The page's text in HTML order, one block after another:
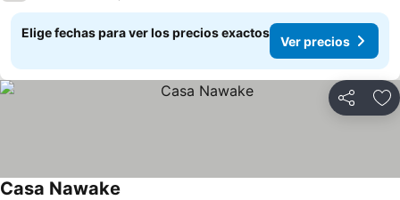
Elige fechas para ver los precios exactos
Ver precios
Compartir
Casa Nawake